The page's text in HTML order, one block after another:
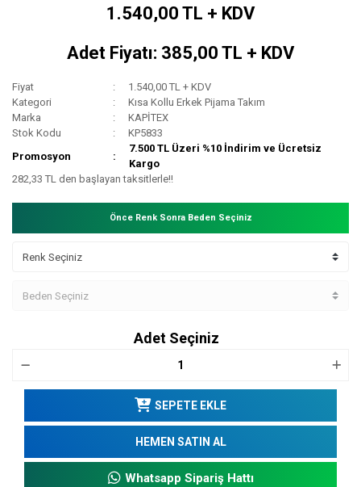
1.540,00 TL + KDV
Adet Fiyatı: 385,00 TL + KDV
Fiyat
1.540,00 TL + KDV
Kategori
Kısa Kollu Erkek Pijama Takım
Marka
KAPİTEX
Stok Kodu
KP5833
Promosyon
7.500 TL Üzeri %10 İndirim ve Ücretsiz
Kargo
282,33 TL den başlayan taksitlerle!!
Önce Renk Sonra Beden Seçiniz
Adet Seçiniz
SEPETE EKLE
HEMEN SATIN AL
Whatsapp Sipariş Hattı